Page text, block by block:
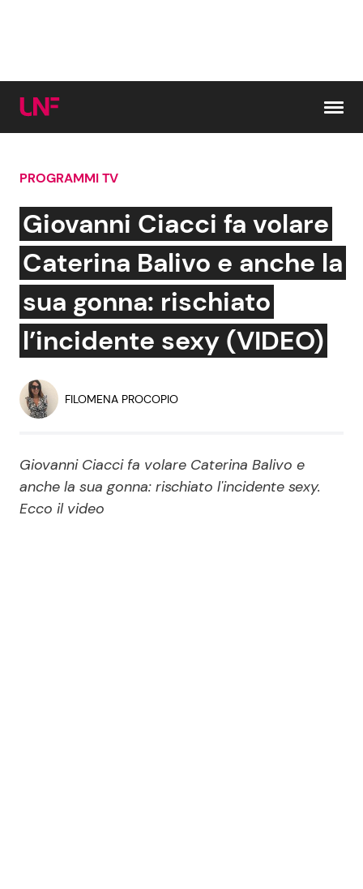
Cerca:
News e Cronaca
Attualità Italiana
Dal Mondo
Economia
Persone Scomparse
Politica
Gossip e TV
Bellezze VIP
Coppie VIP
Reality e Talent
PROGRAMMI TV
Giovanni Ciacci fa volare
Caterina Balivo e anche la
sua gonna: rischiato
l’incidente sexy (VIDEO)
FILOMENA PROCOPIO
Giovanni Ciacci fa volare Caterina Balivo e
anche la sua gonna: rischiato l'incidente sexy.
Ecco il video